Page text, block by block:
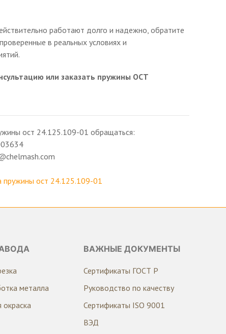
работают долго и надежно, обратите
в реальных условиях и
или заказать пружины ОСТ
ост 24.125.109-01 обращаться:
пружины ост 24.125.109-01
металла
ВАЖНЫЕ ДОКУМЕНТЫ
Сертификаты ГОСТ Р
Руководство по качеству
Сертификаты ISO 9001
ВЭД